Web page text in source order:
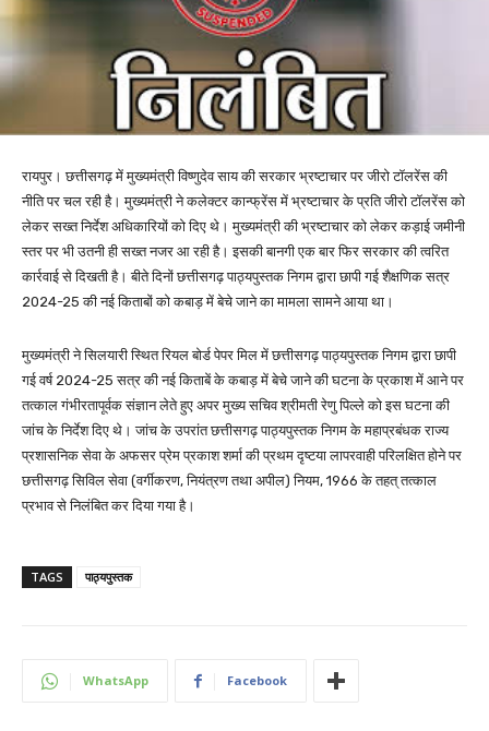
रायपुर। छत्तीसगढ़ में मुख्यमंत्री विष्णुदेव साय की सरकार भ्रष्टाचार पर जीरो टॉलरेंस की
नीति पर चल रही है। मुख्यमंत्री ने कलेक्टर कान्फ्रेंस में भ्रष्टाचार के प्रति जीरो टॉलरेंस को
लेकर सख्त निर्देश अधिकारियों को दिए थे। मुख्यमंत्री की भ्रष्टाचार को लेकर कड़ाई जमीनी
स्तर पर भी उतनी ही सख्त नजर आ रही है। इसकी बानगी एक बार फिर सरकार की त्वरित
कार्रवाई से दिखती है। बीते दिनों छत्तीसगढ़ पाठ्यपुस्तक निगम द्वारा छापी गई शैक्षणिक सत्र
2024-25 की नई किताबों को कबाड़ में बेचे जाने का मामला सामने आया था।
मुख्यमंत्री ने सिलयारी स्थित रियल बोर्ड पेपर मिल में छत्तीसगढ़ पाठ्यपुस्तक निगम द्वारा छापी
गई वर्ष 2024-25 सत्र की नई किताबें के कबाड़ में बेचे जाने की घटना के प्रकाश में आने पर
तत्काल गंभीरतापूर्वक संज्ञान लेते हुए अपर मुख्य सचिव श्रीमती रेणु पिल्ले को इस घटना की
जांच के निर्देश दिए थे। जांच के उपरांत छत्तीसगढ़ पाठ्यपुस्तक निगम के महाप्रबंधक राज्य
प्रशासनिक सेवा के अफसर प्रेम प्रकाश शर्मा की प्रथम दृष्टया लापरवाही परिलक्षित होने पर
छत्तीसगढ़ सिविल सेवा (वर्गीकरण, नियंत्रण तथा अपील) नियम, 1966 के तहत् तत्काल
प्रभाव से निलंबित कर दिया गया है।
TAGS पाठ्यपुस्तक
WhatsApp Facebook